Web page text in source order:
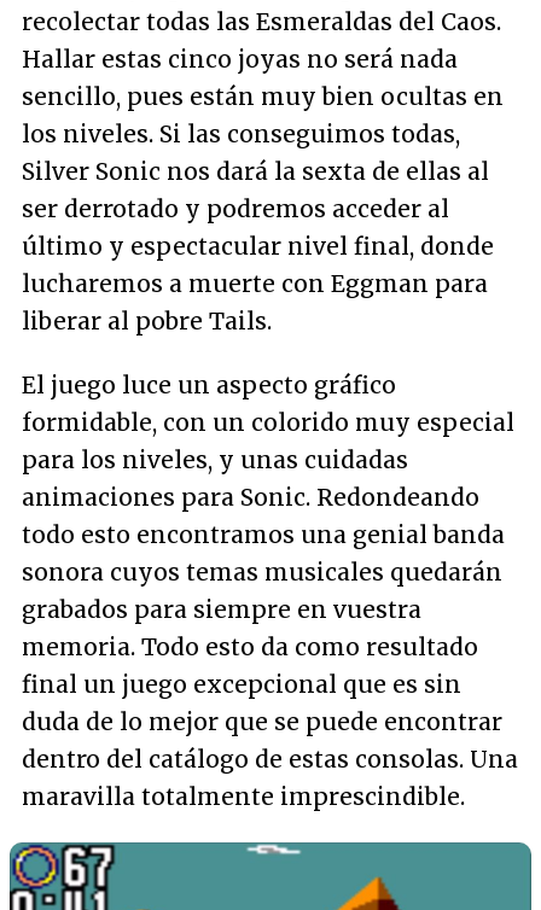
recolectar todas las Esmeraldas del Caos.
Hallar estas cinco joyas no será nada
sencillo, pues están muy bien ocultas en
los niveles. Si las conseguimos todas,
Silver Sonic nos dará la sexta de ellas al
ser derrotado y podremos acceder al
último y espectacular nivel final, donde
lucharemos a muerte con Eggman para
liberar al pobre Tails.
El juego luce un aspecto gráfico
formidable, con un colorido muy especial
para los niveles, y unas cuidadas
animaciones para Sonic. Redondeando
todo esto encontramos una genial banda
sonora cuyos temas musicales quedarán
grabados para siempre en vuestra
memoria. Todo esto da como resultado
final un juego excepcional que es sin
duda de lo mejor que se puede encontrar
dentro del catálogo de estas consolas. Una
maravilla totalmente imprescindible.